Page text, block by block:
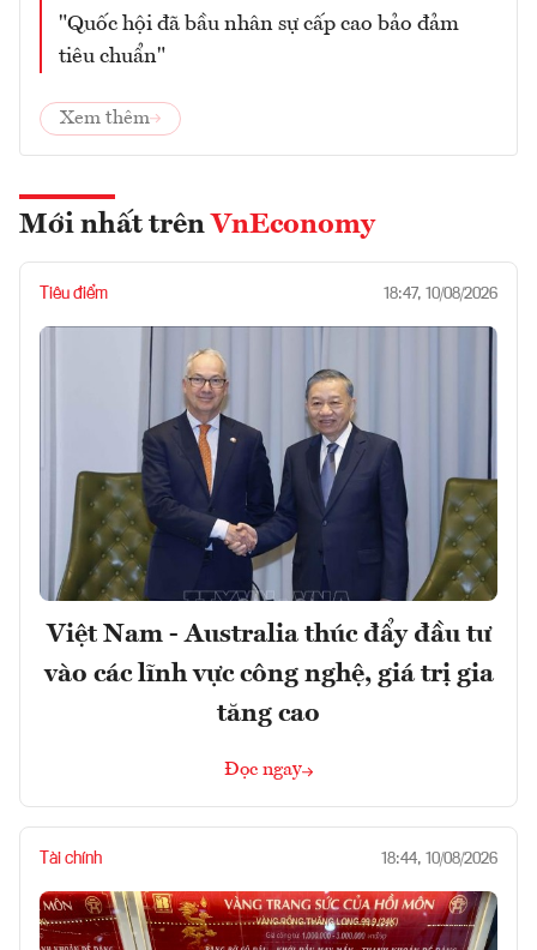
"Quốc hội đã bầu nhân sự cấp cao bảo đảm
tiêu chuẩn"
Xem thêm
Mới nhất trên VnEconomy
Tiêu điểm 18:47, 10/08/2026
Việt Nam - Australia thúc đẩy đầu tư
vào các lĩnh vực công nghệ, giá trị gia
tăng cao
Đọc ngay
Tài chính 18:44, 10/08/2026